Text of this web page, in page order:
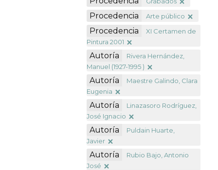
Procedencia Arte público
Procedencia
XI Certamen de
Pintura 2001
Autoría
Rivera Hernández,
Manuel (1927-1995 )
Autoría
Maestre Galindo, Clara
Eugenia
Autoría
Linazasoro Rodríguez,
José Ignacio
Autoría
Puldain Huarte,
Javier
Autoría
Rubio Bajo, Antonio
José